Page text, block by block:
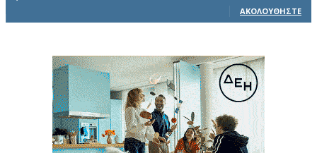
ΑΚΟΛΟΥΘΉΣΤΕ